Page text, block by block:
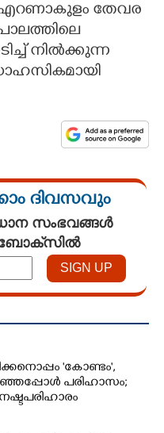
തേവര
നിൽക്കുന്ന
ദിവസവും
സംഭവങ്ങൾ
'കോണ്ടം',​
പരിഹാസം;